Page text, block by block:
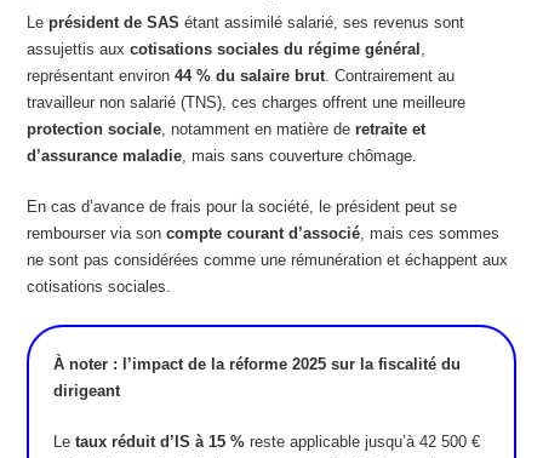
Leprésident de SAS étant assimilé salarié, ses revenus sont
assujettis auxcotisations sociales du régime général ,
représentant environ44 % du salaire brut. Contrairement au
travailleur non salarié (TNS), ces charges offrent une meilleure
protection sociale, notamment en matière deretraite et
d’assurance maladie, mais sans couverture chômage.
En cas d’avance de frais pour la société, le président peut se
rembourser via soncompte courant d’associé, mais ces sommes
ne sont pas considérées comme une rémunération et échappent aux
cotisations sociales.
À noter : l’impact de la réforme 2025 sur la fiscalité du
dirigeant
Letaux réduit d’IS à 15 % reste applicable jusqu’à 42 500 €